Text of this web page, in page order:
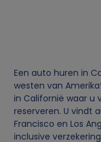
Een auto huren in
westen van
in Californië waar u
reserveren. U vindt
Francisco en Los
inclusive
p
e
r